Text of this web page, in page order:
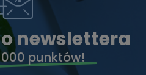
newslettera
000 punktów!